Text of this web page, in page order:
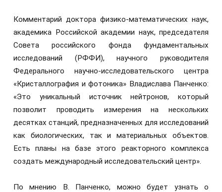
Комментарий доктора физико-математических наук,
академика Российской академии наук, председателя
Совета российского фонда фундаментальных
исследований (РФФИ), научного руководителя
Федерального научно-исследовательского центра
«Кристаллография и фотоника» Владислава Панченко:
«Это уникальный источник нейтронов, который
позволит проводить измерения на нескольких
десятках станций, предназначенных для исследований
как биологических, так и материальных объектов.
Есть планы на базе этого реакторного комплекса
создать международный исследовательский центр».
По мнению В. Панченко, можно будет узнать о